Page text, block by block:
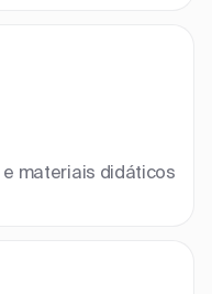
materiais didáticos